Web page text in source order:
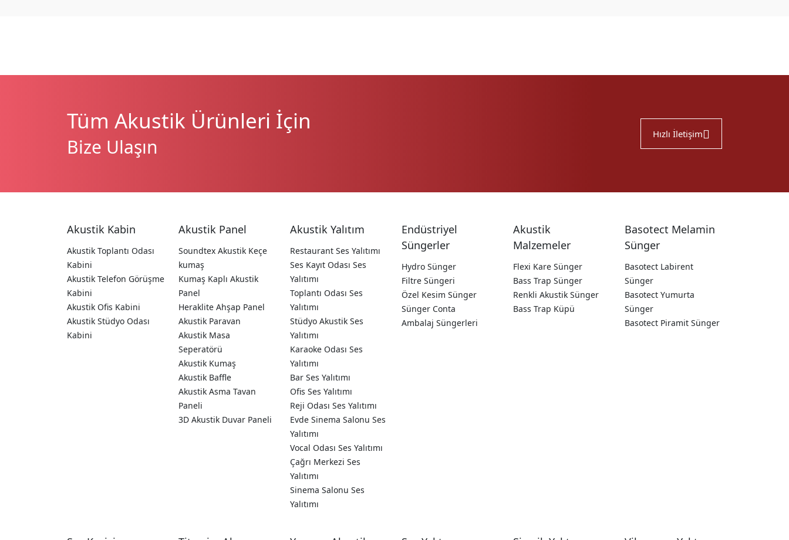
Tüm Akustik Ürünleri İçin
Bize Ulaşın
Hızlı İletişim
Akustik Kabin
Akustik Toplantı Odası
Kabini
Akustik Telefon Görüşme
Kabini
Akustik Ofis Kabini
Akustik Stüdyo Odası
Kabini
Akustik Panel
Soundtex Akustik Keçe
kumaş
Kumaş Kaplı Akustik
Panel
Heraklite Ahşap Panel
Akustik Paravan
Akustik Masa
Seperatörü
Akustik Kumaş
Akustik Baffle
Akustik Asma Tavan
Paneli
3D Akustik Duvar Paneli
Akustik Yalıtım
Restaurant Ses Yalıtımı
Ses Kayıt Odası Ses
Yalıtımı
Toplantı Odası Ses
Yalıtımı
Stüdyo Akustik Ses
Yalıtımı
Karaoke Odası Ses
Yalıtımı
Bar Ses Yalıtımı
Ofis Ses Yalıtımı
Reji Odası Ses Yalıtımı
Evde Sinema Salonu Ses
Yalıtımı
Vocal Odası Ses Yalıtımı
Çağrı Merkezi Ses
Yalıtımı
Sinema Salonu Ses
Yalıtımı
Endüstriyel
Süngerler
Hydro Sünger
Filtre Süngeri
Özel Kesim Sünger
Sünger Conta
Ambalaj Süngerleri
Akustik
Malzemeler
Flexi Kare Sünger
Bass Trap Sünger
Renkli Akustik Sünger
Bass Trap Küpü
Basotect Melamin
Sünger
Basotect Labirent
Sünger
Basotect Yumurta
Sünger
Basotect Piramit Sünger